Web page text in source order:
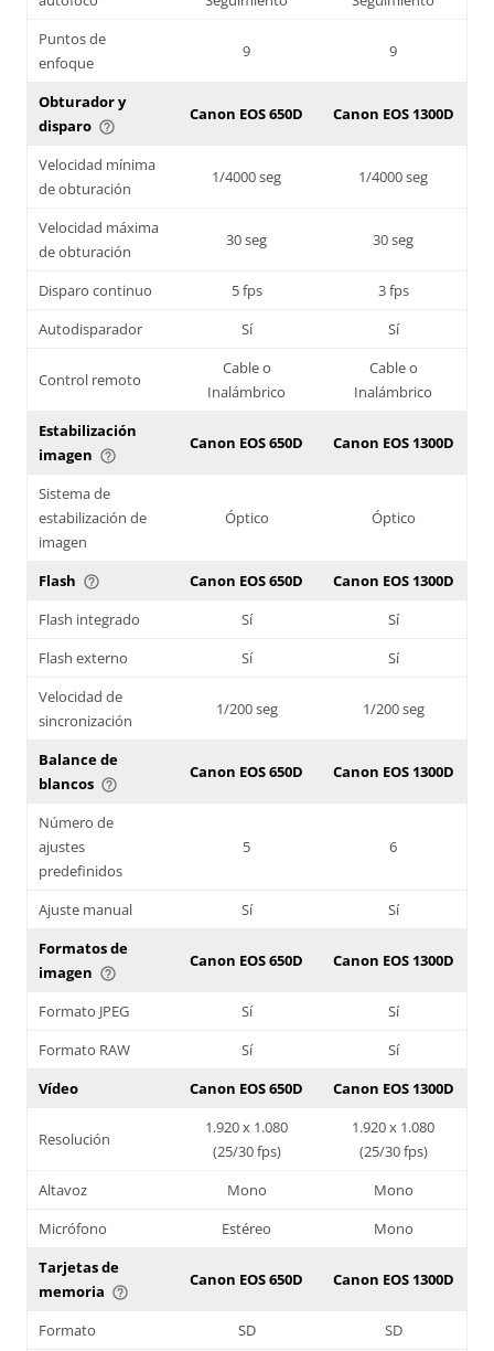
Puntos de
enfoque
9 9
Obturador y
disparo help_outline
Canon EOS 650D Canon EOS 1300D
Velocidad mínima
de obturación
1/4000 seg 1/4000 seg
Velocidad máxima
de obturación
30 seg 30 seg
Disparo continuo 5 fps
3 fps
Autodisparador
Sí Sí
Control remoto
Cable o
Inalámbrico
Cable o
Inalámbrico
Estabilización
imagen help_outline
Canon EOS 650D Canon EOS 1300D
Sistema de
estabilización de
imagen
Óptico Óptico
Flash help_outline Canon EOS 650D
Canon EOS 1300D
Flash integrado
Sí
Sí
Flash externo
Sí
Sí
Velocidad de
sincronización
1/200 seg 1/200 seg
Balance de
blancos help_outline
Canon EOS 650D Canon EOS 1300D
Número de
ajustes
predefinidos
5 6
Ajuste manual Sí
Sí
Formatos de
imagen help_outline
Canon EOS 650D Canon EOS 1300D
Formato JPEG Sí
Sí
Formato RAW
Sí
Sí
Vídeo
Canon EOS 650D Canon EOS 1300D
Resolución
1.920 x 1.080
(25/30 fps)
1.920 x 1.080
(25/30 fps)
Altavoz
Mono
Mono
Micrófono
Estéreo
Mono
Tarjetas de
memoria help_outline
Canon EOS 650D Canon EOS 1300D
Formato SD
SD